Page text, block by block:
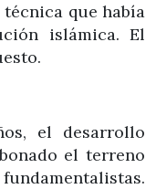
que había
islámica. El
el desarrollo
el terreno